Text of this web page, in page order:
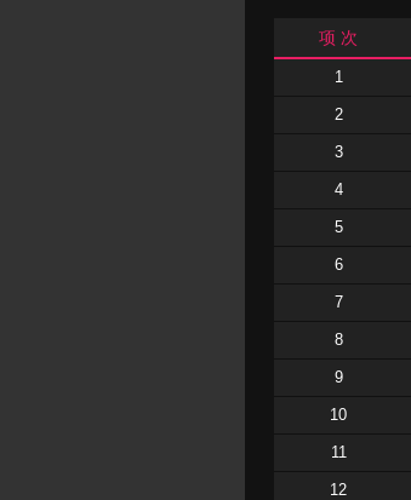
项 次
1
2
3
4
5
6
7
8
9
10
11
12